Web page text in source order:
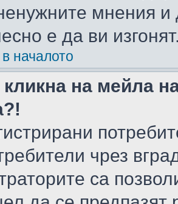
мнения
е да ви
началото
кликна на мейла
чрез
са